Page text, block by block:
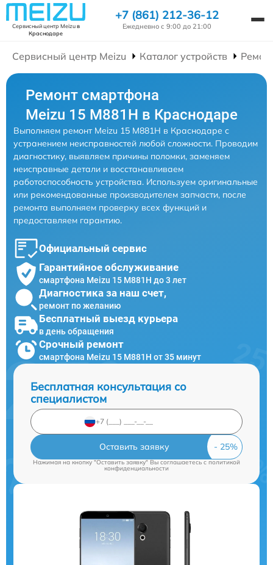
Сервисный центр Meizuв
Краснодаре
+7 (861) 212-36-12
Ежедневно с 9:00 до 21:00
Сервисный центр Meizu Каталог устройств
Ремонт смартфона
Meizu 15 M881H в Краснодаре
Выполняем ремонт Meizu 15 M881H в Краснодаре с
устранением неисправностей любой сложности. Проводим
диагностику, выявляем причины поломки, заменяем
неисправные детали и восстанавливаем
работоспособность устройства. Используем оригинальные
или рекомендованные производителем запчасти, после
ремонта выполняем проверку всех функций и
предоставляем гарантию.
Официальный сервис
Гарантийное обслуживание
смартфона Meizu 15 M881H до 3 лет
Диагностика за наш счет,
ремонт по желанию
Бесплатный выезд курьера
в день обращения
Срочный ремонт
смартфона Meizu 15 M881H от 35 минут
Бесплатная консультация со
специалистом
Оставить заявку
Нажимая на кнопку "Оставить заявку" Вы соглашаетесь cполитикой
конфиденциальности